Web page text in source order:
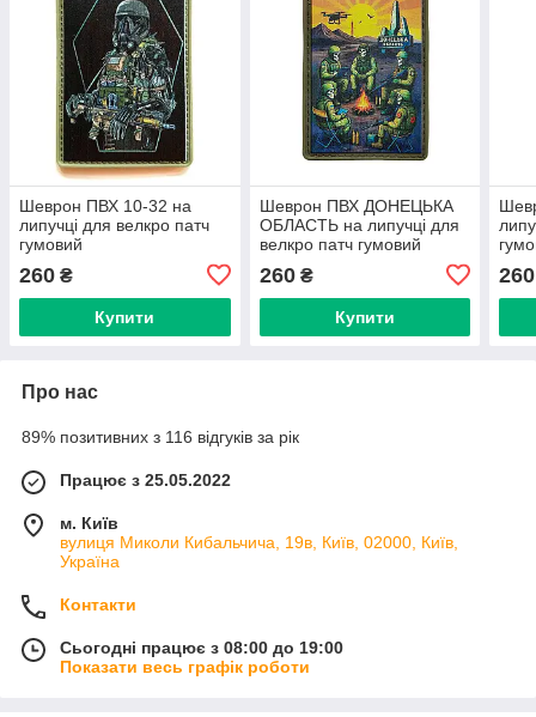
Шеврон ПВХ 10-32 на
липучці для велкро патч
гумовий
260 ₴
Купити
Шеврон ПВХ ДОНЕЦЬКА
ОБЛАСТЬ на липучці для
велкро патч гумовий
260₴
Купити
260
Про нас
89% позитивних з 116 відгуків за рік
Працює з 25.05.2022
м. Київ
вулиця Миколи Кибальчича, 19в, Київ, 02000, Київ,
Україна
Контакти
Сьогодні працює з 08:00 до 19:00
Показати весь графік роботи